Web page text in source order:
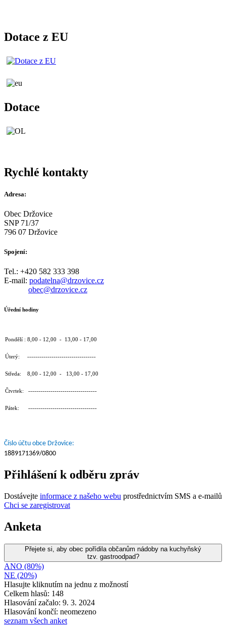
Dotace z EU
Dotace
Rychlé kontakty
Adresa:
Obec Držovice
SNP 71/37
796 07 Držovice
Spojení:
Tel.: +420 582 333 398
E-mail: podatelna@drzovice.cz
obec@drzovice.cz
Úřední hodiny
Pondělí : 8,00 - 12,00 - 13,00 - 17,00
Úterý: ----------------------------------
Středa: 8,00 - 12,00 - 13,00 - 17,00
Čtvrtek: ----------------------------------
Pátek: ----------------------------------
Číslo účtu obce Držovice:
1889171369/0800
Přihlášení k odběru zpráv
Dostávejte informace z našeho webu prostřednictvím SMS a e-mailů
Chci se zaregistrovat
Anketa
Přejete si, aby obec pořídila občanům nádoby na kuchyňský
tzv. gastroodpad?
ANO (80%)
NE (20%)
Hlasujte kliknutím na jednu z možností
Celkem hlasů: 148
Hlasování začalo: 9. 3. 2024
Hlasování končí: neomezeno
seznam všech anket